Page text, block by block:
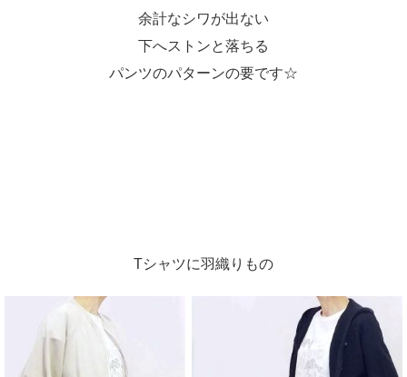
余計なシワが出ない
下へストンと落ちる
パンツのパターンの要です☆
Tシャツに羽織りもの